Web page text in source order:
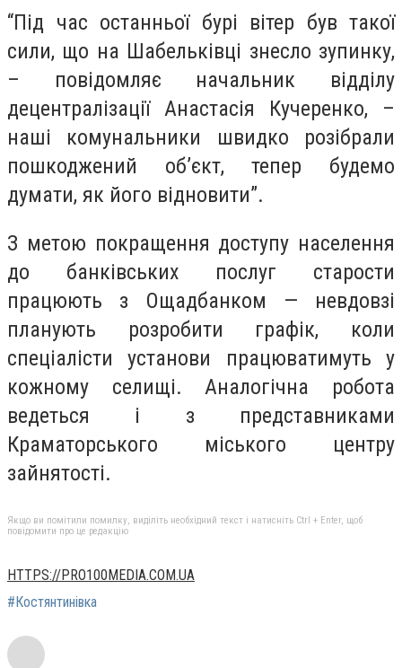
“Під час останньої бурі вітер був такої
сили, що на Шабельківці знесло зупинку,
– повідомляє начальник відділу
децентралізації Анастасія Кучеренко, –
наші комунальники швидко розібрали
пошкоджений об’єкт, тепер будемо
думати, як його відновити”.
З метою покращення доступу населення
до банківських послуг старости
працюють з Ощадбанком — невдовзі
планують розробити графік, коли
спеціалісти установи працюватимуть у
кожному селищі. Аналогічна робота
ведеться і з представниками
Краматорського міського центру
зайнятості.
Якщо ви помітили помилку, виділіть необхідний текст і натисніть Ctrl + Enter, щоб
повідомити про це редакцію
HTTPS://PRO100MEDIA.COM.UA
#Костянтинівка